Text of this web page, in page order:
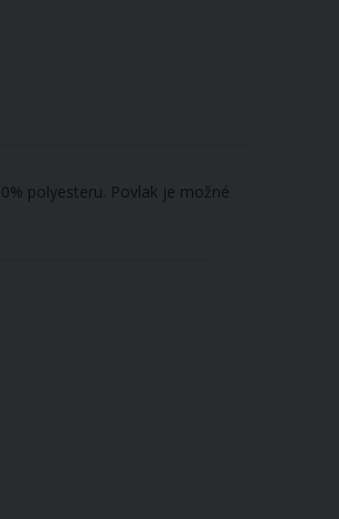
polyesteru. Povlak je možné